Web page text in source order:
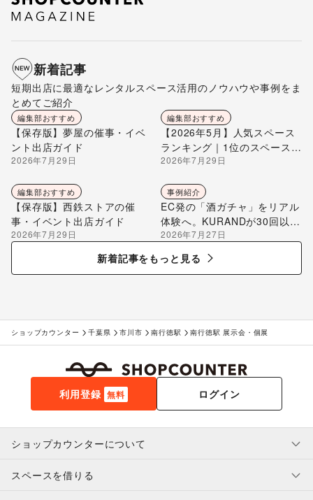
新着記事
短期出店に最適なレンタルスペース活用のノウハウや事例をま
とめてご紹介
編集部おすすめ
【保存版】夢屋の催事・イベ
ント出店ガイド
2026年7月29日
編集部おすすめ
【2026年5月】人気スペース
ランキング｜1位のスペースを
編集部が解説
2026年7月29日
編集部おすすめ
【保存版】西鉄ストアの催
事・イベント出店ガイド
2026年7月29日
事例紹介
EC発の「酒ガチャ」をリアル
体験へ。KURANDが30回以上
のポップアップ出店で届け
る“新しいお酒との出会い”
2026年7月27日
新着記事をもっと見る
ショップカウンター 千葉県 市川市 南行徳駅 南行徳駅 展示会・個展
利用登録 無料 ログイン
ショップカウンターについて
利用規約・ガイドライン
スペースを借りる